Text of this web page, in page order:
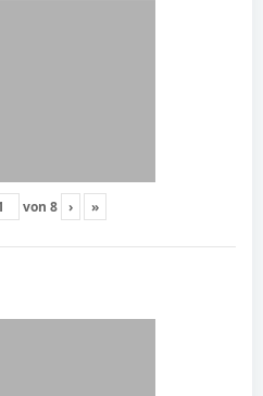
von 8 › »